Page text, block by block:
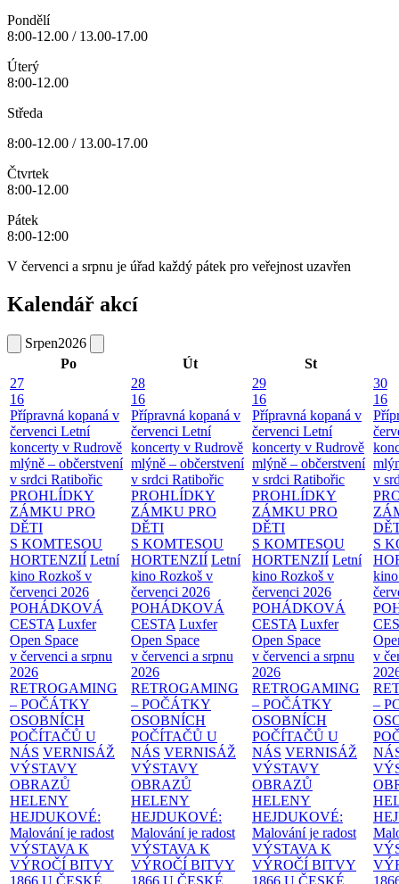
Pondělí
8:00-12.00 / 13.00-17.00
Úterý
8:00-12.00
Středa
8:00-12.00 / 13.00-17.00
Čtvrtek
8:00-12.00
Pátek
8:00-12:00
V červenci a srpnu je úřad každý pátek pro veřejnost uzavřen
Kalendář akcí
Srpen2026
Po
Út
St
27
16
Přípravná kopaná v
červenci Letní
koncerty v Rudrově
mlýně – občerstvení
v srdci Ratibořic
PROHLÍDKY
ZÁMKU PRO
DĚTI
S KOMTESOU
HORTENZIÍ Letní
kino Rozkoš v
červenci 2026
POHÁDKOVÁ
CESTA Luxfer
Open Space
v červenci a srpnu
2026
RETROGAMING
– POČÁTKY
OSOBNÍCH
POČÍTAČŮ U
NÁS VERNISÁŽ
VÝSTAVY
OBRAZŮ
HELENY
HEJDUKOVÉ:
Malování je radost
VÝSTAVA K
VÝROČÍ BITVY
1866 U ČESKÉ
28
16
Přípravná kopaná v
červenci Letní
koncerty v Rudrově
mlýně – občerstvení
v srdci Ratibořic
PROHLÍDKY
ZÁMKU PRO
DĚTI
S KOMTESOU
HORTENZIÍ Letní
kino Rozkoš v
červenci 2026
POHÁDKOVÁ
CESTA Luxfer
Open Space
v červenci a srpnu
2026
RETROGAMING
– POČÁTKY
OSOBNÍCH
POČÍTAČŮ U
NÁS VERNISÁŽ
VÝSTAVY
OBRAZŮ
HELENY
HEJDUKOVÉ:
Malování je radost
VÝSTAVA K
VÝROČÍ BITVY
1866 U ČESKÉ
29
16
Přípravná kopaná v
červenci Letní
koncerty v Rudrově
mlýně – občerstvení
v srdci Ratibořic
PROHLÍDKY
ZÁMKU PRO
DĚTI
S KOMTESOU
HORTENZIÍ Letní
kino Rozkoš v
červenci 2026
POHÁDKOVÁ
CESTA Luxfer
Open Space
v červenci a srpnu
2026
RETROGAMING
– POČÁTKY
OSOBNÍCH
POČÍTAČŮ U
NÁS VERNISÁŽ
VÝSTAVY
OBRAZŮ
HELENY
HEJDUKOVÉ:
Malování je radost
VÝSTAVA K
VÝROČÍ BITVY
1866 U ČESKÉ
30
16
v
S
v
–